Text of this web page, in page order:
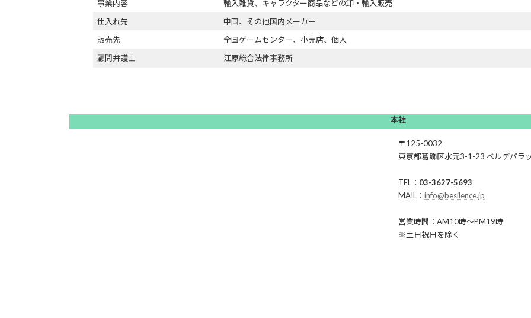
事業内容
輸入雑貨、キャラクター商品などの卸・輸入販売
仕入れ先
中国、その他国内メーカー
販売先
全国ゲームセンター、小売店、個人
顧問弁護士
江原総合法律事務所
本社
〒125-0032
東京都葛飾区水元3-1-23 ベルデパラ
TEL： 03-3627-5693
MAIL： info@besilence.jp
営業時間：AM10時〜PM19時
※土日祝日を除く